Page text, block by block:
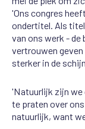
'Ons congres
ondertitel. Als
van ons werk - de
vertrouwen
sterker in de
'Natuurlijk zijn we
te praten over
natuurlijk, want